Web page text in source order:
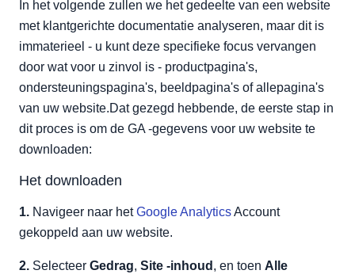
In het volgende zullen we het gedeelte van een website
met klantgerichte documentatie analyseren, maar dit is
immaterieel - u kunt deze specifieke focus vervangen
door wat voor u zinvol is - productpagina's,
ondersteuningspagina's, beeldpagina's of allepagina's
van uw website.Dat gezegd hebbende, de eerste stap in
dit proces is om de GA -gegevens voor uw website te
downloaden:
Het downloaden
1. Navigeer naar hetGoogle AnalyticsAccount
gekoppeld aan uw website.
2. Selecteer Gedrag, Site -inhoud , en toen Alle